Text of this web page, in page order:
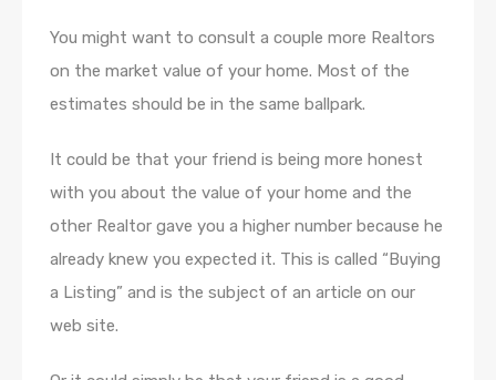
You might want to consult a couple more Realtors
on the market value of your home. Most of the
estimates should be in the same ballpark.
It could be that your friend is being more honest
with you about the value of your home and the
other Realtor gave you a higher number because he
already knew you expected it. This is called “Buying
a Listing” and is the subject of an article on our
web site.